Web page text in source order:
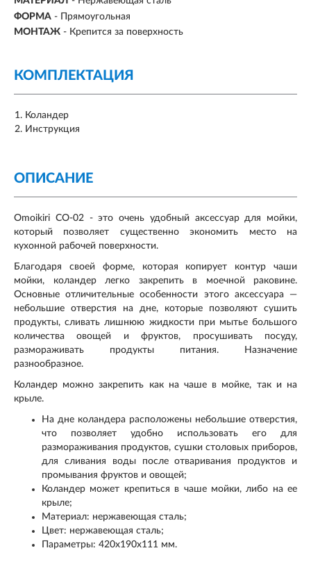
ФОРМА - Прямоугольная
МОНТАЖ - Крепится за поверхность
КОМПЛЕКТАЦИЯ
Коландер
Инструкция
ОПИСАНИЕ
Omoikiri CO-02 - это очень удобный аксессуар для мойки,
который позволяет существенно экономить место на
кухонной рабочей поверхности.
Благодаря своей форме, которая копирует контур чаши
мойки, коландер легко закрепить в моечной раковине.
Основные отличительные особенности этого аксессуара —
небольшие отверстия на дне, которые позволяют сушить
продукты, сливать лишнюю жидкости при мытье большого
количества овощей и фруктов, просушивать посуду,
размораживать продукты питания. Назначение
разнообразное.
Коландер можно закрепить как на чаше в мойке, так и на
крыле.
На дне коландера расположены небольшие отверстия,
что позволяет удобно использовать его для
размораживания продуктов, сушки столовых приборов,
для сливания воды после отваривания продуктов и
промывания фруктов и овощей;
Коландер может крепиться в чаше мойки, либо на ее
крыле;
Материал: нержавеющая сталь;
Цвет: нержавеющая сталь;
Параметры: 420х190х111 мм.